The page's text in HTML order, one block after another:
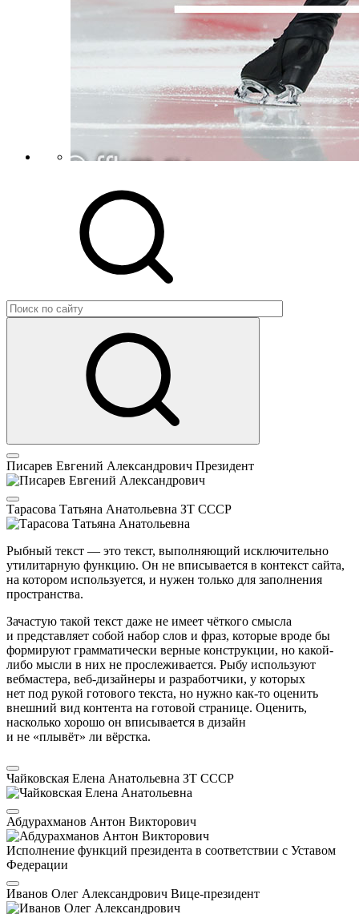
Писарев Евгений Александрович Президент
Тарасова Татьяна Анатольевна ЗТ СССР
Рыбный текст — это текст, выполняющий исключительно
утилитарную функцию. Он не вписывается в контекст сайта,
на котором используется, и нужен только для заполнения
пространства.
Зачастую такой текст даже не имеет чёткого смысла
и представляет собой набор слов и фраз, которые вроде бы
формируют грамматически верные конструкции, но какой-
либо мысли в них не прослеживается. Рыбу используют
вебмастера, веб-дизайнеры и разработчики, у которых
нет под рукой готового текста, но нужно как-то оценить
внешний вид контента на готовой странице. Оценить,
насколько хорошо он вписывается в дизайн
и не «плывёт» ли вёрстка.
Чайковская Елена Анатольевна ЗТ СССР
Абдурахманов Антон Викторович
Исполнение функций президента в соответствии с Уставом
Федерации
Иванов Олег Александрович Вице-президент